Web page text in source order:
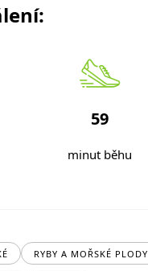
59
minut běhu
RYBY A MOŘSKÉ PLODY